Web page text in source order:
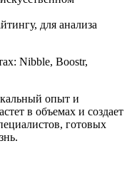
для анализа
Nibble, Boostr,
опыт и
в объемах и создает
готовых